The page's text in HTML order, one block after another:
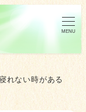
MENU
れない時がある